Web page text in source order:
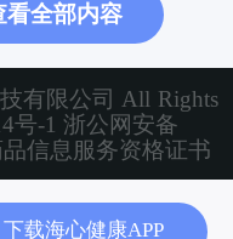
看全部内容
有限公司 All Rights
号-1 浙公网安备
信息服务资格证书
下载海心健康APP